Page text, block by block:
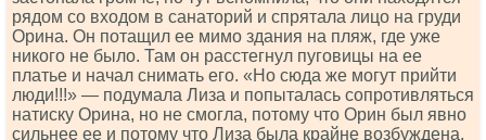
рядом со входом в санаторий и спрятала лицо на груди
Орина. Он потащил ее мимо здания на пляж, где уже
никого не было. Там он расстегнул пуговицы на ее
платье и начал снимать его. «Но сюда же могут прийти
люди!!!» — подумала Лиза и попыталась сопротивляться
натиску Орина, но не смогла, потому что Орин был явно
сильнее ее и потому что Лиза была крайне возбуждена.